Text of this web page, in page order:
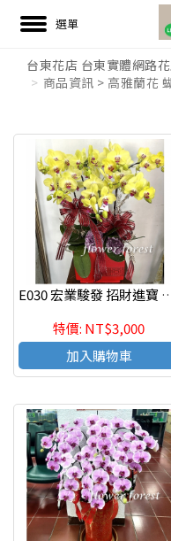
台東花店 台東實體網路
商品資訊 > 高雅蘭花
E030 宏業駿發 招財進寶 蘭花組合
特價: NT$3,000
加入購物車